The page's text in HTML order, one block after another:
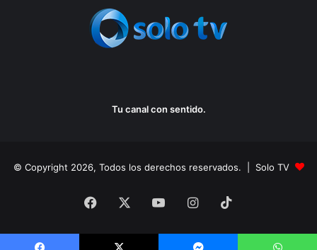
Tu canal con sentido.
© Copyright 2026, Todos los derechos reservados. | Solo TV
Facebook YouTubeInstagram